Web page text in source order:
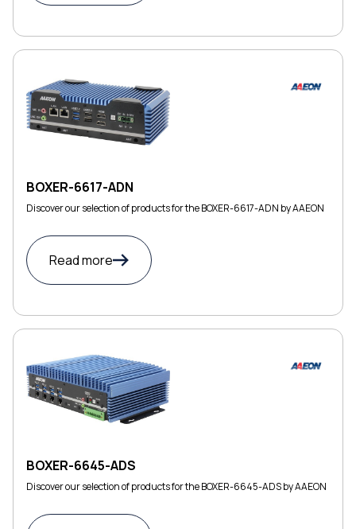
BOXER-6617-ADN
Discover our selection of products for the BOXER-6617-ADN by AAEON
Read more
BOXER-6645-ADS
Discover our selection of products for the BOXER-6645-ADS by AAEON